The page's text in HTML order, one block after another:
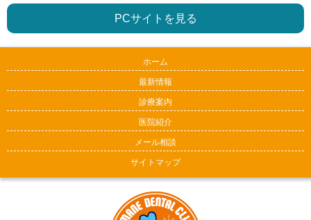
PCサイトを見る
ホーム
最新情報
診療案内
医院紹介
メール相談
サイトマップ